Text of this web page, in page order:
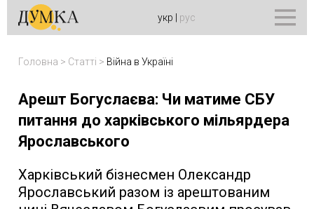
укр рус
Головна > Статті > Війна в Україні
Арешт Богуслаєва: Чи матиме СБУ
питання до харківського мільярдера
Ярославського
Харківський бізнесмен Олександр
Ярославський разом із арештованим